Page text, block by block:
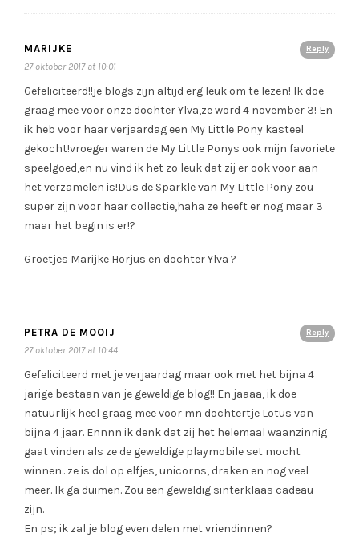
Reply
MARIJKE
27 oktober 2017 at 10:01
Gefeliciteerd!!je blogs zijn altijd erg leuk om te lezen! Ik doe
graag mee voor onze dochter Ylva,ze word 4 november 3! En
ik heb voor haar verjaardag een My Little Pony kasteel
gekocht!vroeger waren de My Little Ponys ook mijn favoriete
speelgoed,en nu vind ik het zo leuk dat zij er ook voor aan
het verzamelen is!Dus de Sparkle van My Little Pony zou
super zijn voor haar collectie,haha ze heeft er nog maar 3
maar het begin is er!?
Groetjes Marijke Horjus en dochter Ylva ?
Reply
PETRA DE MOOIJ
27 oktober 2017 at 10:44
Gefeliciteerd met je verjaardag maar ook met het bijna 4
jarige bestaan van je geweldige blog!! En jaaaa, ik doe
natuurlijk heel graag mee voor mn dochtertje Lotus van
bijna 4 jaar. Ennnn ik denk dat zij het helemaal waanzinnig
gaat vinden als ze de geweldige playmobile set mocht
winnen.. ze is dol op elfjes, unicorns, draken en nog veel
meer. Ik ga duimen. Zou een geweldig sinterklaas cadeau
zijn.
En ps; ik zal je blog even delen met vriendinnen?